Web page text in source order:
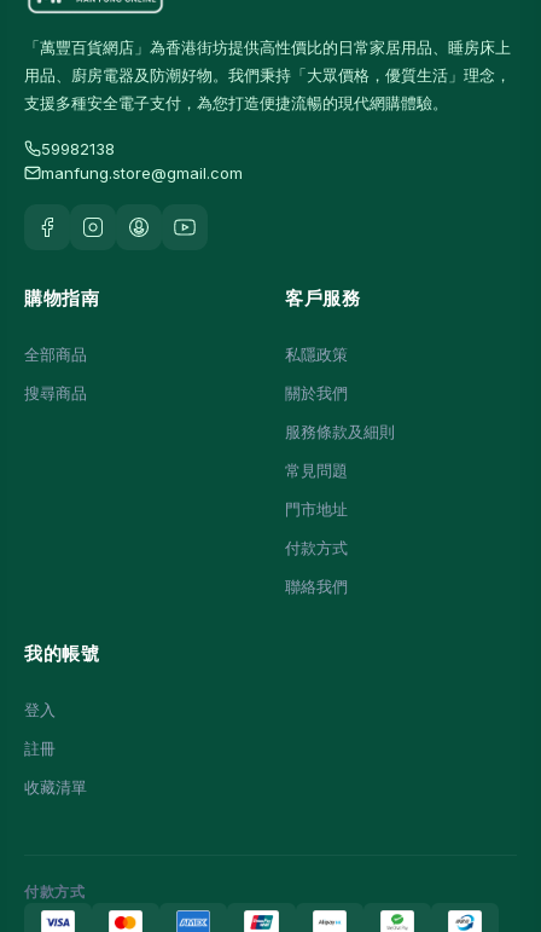
「萬豐百貨網店」為香港街坊提供高性價比的日常家居用品、睡房床上
用品、廚房電器及防潮好物。我們秉持「大眾價格，優質生活」理念，
支援多種安全電子支付，為您打造便捷流暢的現代網購體驗。
59982138
manfung.store@gmail.com
購物指南
全部商品
搜尋商品
客戶服務
私隱政策
關於我們
服務條款及細則
常見問題
門市地址
付款方式
聯絡我們
我的帳號
登入
註冊
收藏清單
付款方式